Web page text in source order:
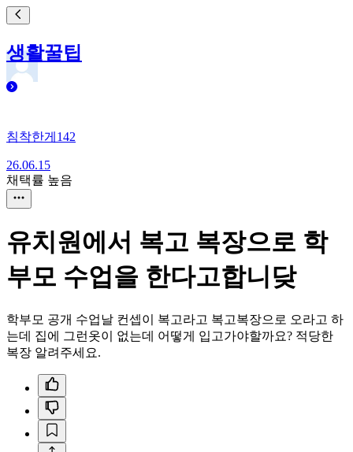
생활꿀팁
침착한게142
26.06.15
채택률 높음
유치원에서 복고 복장으로 학
부모 수업을 한다고합니닺
학부모 공개 수업날 컨셉이 복고라고 복고복장으로 오라고 하
는데 집에 그런옷이 없는데 어떻게 입고가야할까요? 적당한
복장 알려주세요.